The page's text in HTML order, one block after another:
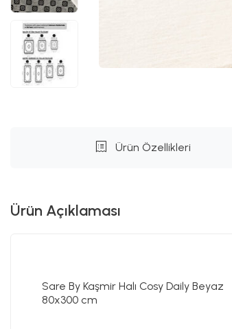
Ürün Özellikleri
Ürün Açıklaması
Sare By Kaşmir Halı Cosy Daily Beyaz
80x300 cm